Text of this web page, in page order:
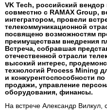
VK Tech, российский
совместно с RAMAX Group,
интегратором, провели
телекоммуникационной
посвящено возможностям
преимуществам внедрения
Встреча, собравшая
отечественной отрасли
высокий интерес,
технологий Process Mining
и конкурентоспособности
продажи, управление
оборудования, финансы.
На встрече Александр